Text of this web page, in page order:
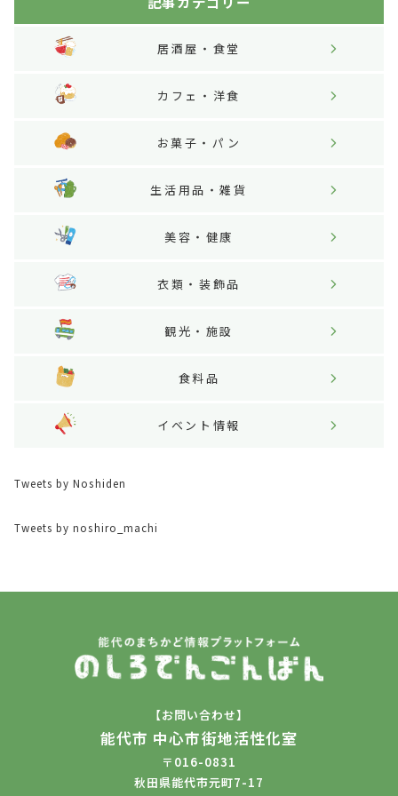
居酒屋・食堂
カフェ・洋食
お菓子・パン
生活用品・雑貨
美容・健康
衣類・装飾品
観光・施設
食料品
イベント情報
Tweets by Noshiden
Tweets by noshiro_machi
【お問い合わせ】
能代市 中心市街地活性化室
〒016-0831
秋田県能代市元町7-17